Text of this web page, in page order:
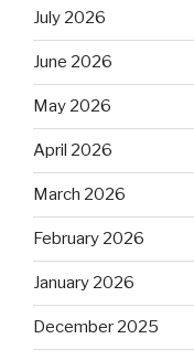
July 2026
June 2026
May 2026
April 2026
March 2026
February 2026
January 2026
December 2025